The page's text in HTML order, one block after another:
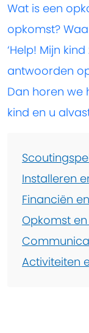
Wat is een
opkomst?
‘Help! Mijn
antwoorden
Dan horen we
kind en u
Installeren
Financiën
Opkomst
Activiteiten